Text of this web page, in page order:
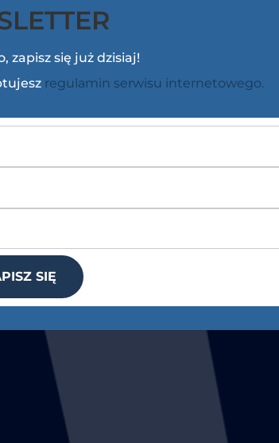
zapisz się już dzisiaj!
regulamin serwisu internetowego.
SIĘ